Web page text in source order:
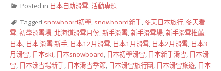
Posted in 日本自助滑雪,活動專題
Tagged snowboard初學, snowboard新手,冬天日本旅行,冬天看
雪,初學滑雪場,北海道滑雪月份,新手滑雪,新手滑雪場,新手滑雪推薦,
日本, 日本 滑雪 新手, 日本12月滑雪, 日本1月滑雪, 日本2月滑雪, 日本3
月滑雪, 日本ski, 日本snowboard, 日本初學滑雪, 日本新手滑雪, 日本滑
雪, 日本滑雪場新手, 日本滑雪季節, 日本滑雪旅行團, 日本滑雪旅遊, 日本